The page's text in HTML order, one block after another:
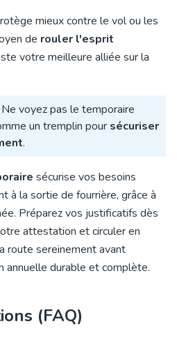
mieux contre le vol ou les
de rouler l'esprit
votre meilleure alliée sur la
voyez pas le temporaire
un tremplin pour sécuriser
.
sécurise vos besoins
à la sortie de fourrière, grâce à
Préparez vos justificatifs dès
attestation et circuler en
route sereinement avant
annuelle durable et complète.
(FAQ)